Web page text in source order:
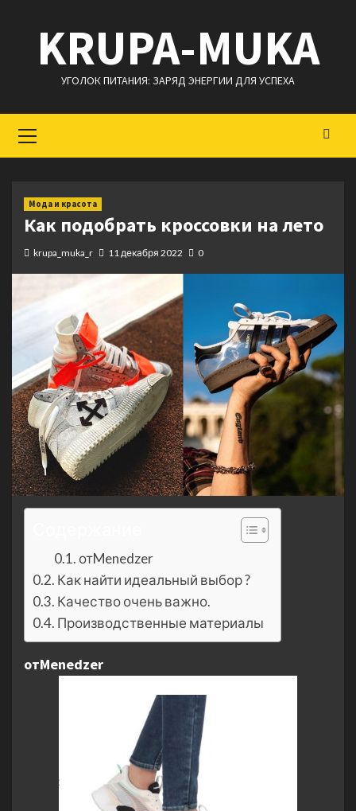
содержимому
KRUPA-MUKA
УГОЛОК ПИТАНИЯ: ЗАРЯД ЭНЕРГИИ ДЛЯ УСПЕХА
меню
Мода и красота
Как подобрать кроссовки на лето
krupa_muka_r 11 декабря 2022 0
отMenedzer
Как найти идеальный выбор ?
Качество очень важно.
Производственные материалы
отMenedzer